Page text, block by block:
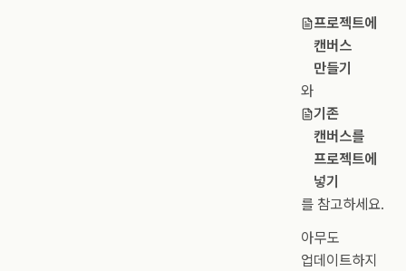
프로젝트에
캔버스
만들기
와
기존
캔버스를
프로젝트에
넣기
를 참고하세요.
아무도
업데이트하지